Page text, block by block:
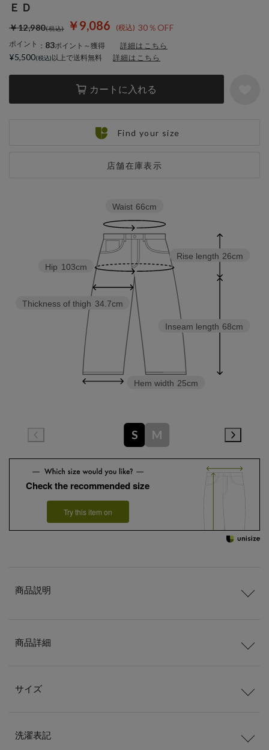
ＥＤ
￥9,086 30％OFF
￥12,980
ポイント ： 83ポイント～獲得 詳細はこちら
カートに入れる
店舗在庫表示
¥5,500 以上で送料無料 詳細はこちら
Find your size
Inseam length 68cm
Rise length 26cm
Hem width 25cm
Thickness of thigh 34.7cm
Hip 103cm
Waist 66cm
S M
Check the recommended size
Try this item on
商品説明
商品詳細
サイズ
洗濯表記